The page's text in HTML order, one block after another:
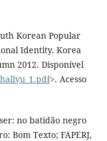
Korean Popular
Identity. Korea
2012. Disponível
>. Acesso
no batidão negro
Bom Texto; FAPERJ,